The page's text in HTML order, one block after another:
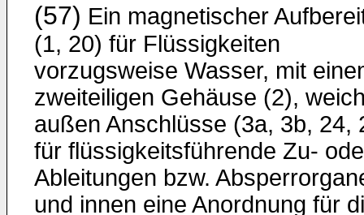
(57) Ein magnetischer
(1, 20) für Flüssigkeiten
vorzugsweise Wasser, mit
zweiteiligen Gehäuse (2),
außen Anschlüsse (3a, 3b, 24,
für flüssigkeitsführende Zu-
Ableitungen bzw.
und innen eine Anordnung für